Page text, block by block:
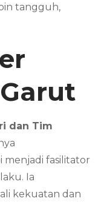
tangguh,
Garut
dan Tim
menjadi fasilitator
Ia
kekuatan dan